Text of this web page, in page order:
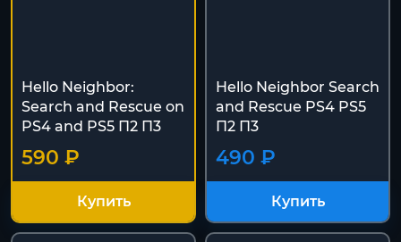
Hello Neighbor:
Search and Rescue on
PS4 and PS5 П2 П3
590 ₽
Купить
Hello Neighbor Search
and Rescue PS4 PS5
П2 П3
490 ₽
Купить